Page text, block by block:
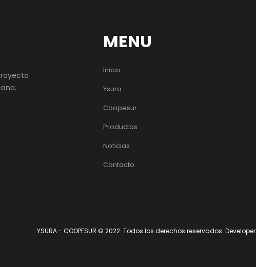
MENU
Inicio
Ysura
Coopesur
Productos
Noticias
Contacto
YSURA - COOPESUR © 2022. Todos los derechos reservados. Developer: